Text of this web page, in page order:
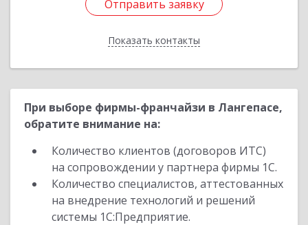
Отправить заявку
Показать контакты
Отправить заявку
Назад
При выборе фирмы-франчайзи в Лангепасе,
обратите внимание на:
Количество клиентов (договоров ИТС)
на сопровождении у партнера фирмы 1С.
Количество специалистов, аттестованных
на внедрение технологий и решений
системы 1С:Предприятие.